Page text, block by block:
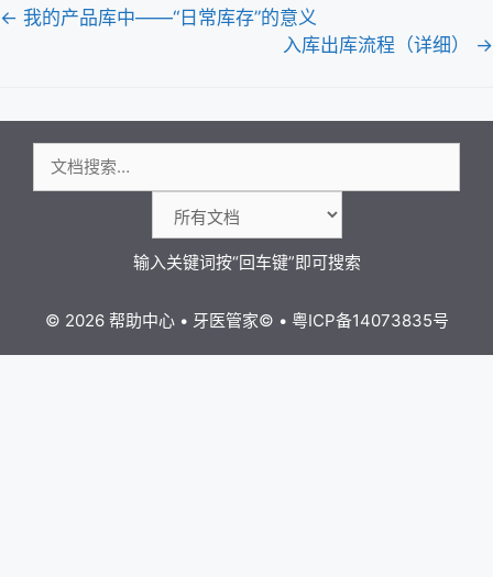
文
← 我的产品库中——“日常库存”的意义
入库出库流程（详细） →
索：
© 2026 帮助中心• 牙医管家© • 粤ICP备14073835号